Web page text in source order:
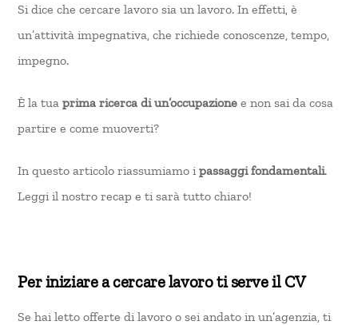
Si dice che cercare lavoro sia un lavoro. In effetti, è
un’attività impegnativa, che richiede conoscenze, tempo,
impegno.
È la tuaprima ricerca di un’occupazione e non sai da cosa
partire e come muoverti?
In questo articolo riassumiamo ipassaggi fondamentali.
Leggi il nostro recap e ti sarà tutto chiaro!
Per iniziare a cercare lavoro ti serve il CV
Se hai letto offerte di lavoro o sei andato in un’agenzia, ti